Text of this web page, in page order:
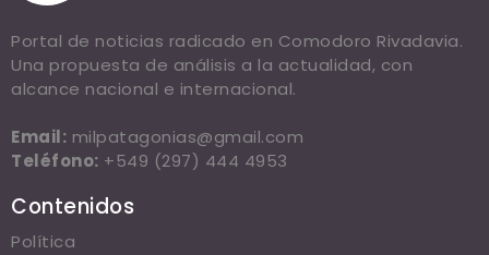
Portal de noticias radicado en Comodoro Rivadavia.
Una propuesta de análisis a la actualidad, con
alcance nacional e internacional.
Email: milpatagonias@gmail.com
Teléfono: +549 (297) 444 4953
Contenidos
Política